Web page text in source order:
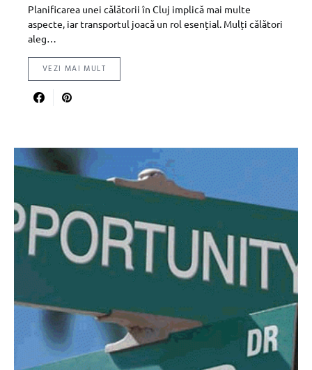
Planificarea unei călătorii în Cluj implică mai multe
aspecte, iar transportul joacă un rol esențial. Mulți călători
aleg…
VEZI MAI MULT